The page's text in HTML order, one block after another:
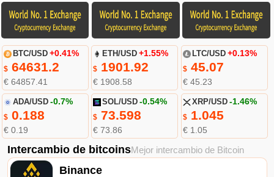
BTC/USD +0.41%
$64631.2
€ 64857.41
ETH/USD +1.55%
$ 1901.92
€ 1908.58
LTC/USD +0.13%
$45.07
€ 45.23
ADA/USD -0.7%
$0.188
€ 0.19
SOL/USD -0.54%
$ 73.598
€ 73.86
XRP/USD -1.46%
$1.045
€ 1.05
Intercambio de bitcoinsMejor intercambio de Bitcoin
Binance